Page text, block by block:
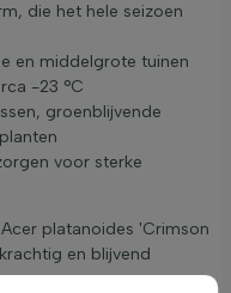
die het hele seizoen
en middelgrote tuinen
-23 °C
groenblijvende
voor sterke
platanoides 'Crimson
en blijvend